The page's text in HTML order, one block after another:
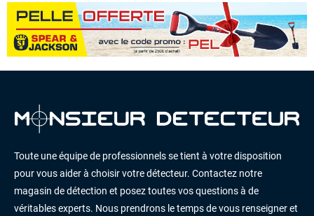
Toute une équipe de professionnels se tient à votre disposition
pour vous aider à choisir votre détecteur. Contactez notre
magasin de détection et posez toutes vos questions à de
véritables experts. Nous prendrons le temps de vous renseigner et